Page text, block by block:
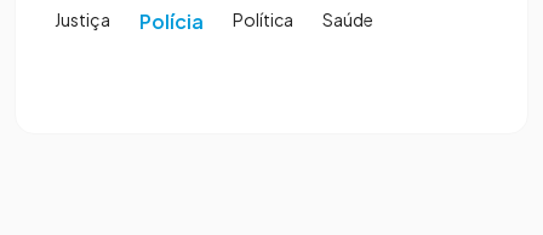
Justiça Polícia Política Saúde